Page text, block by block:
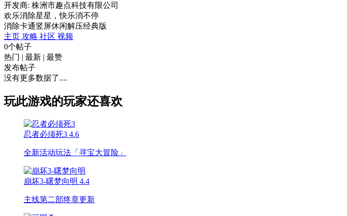
开发商: 株洲市趣点科技有限公司
欢乐消除星星，快乐消不停
消除卡通竖屏休闲解压经典版
主页 攻略 社区 视频
0个帖子
热门 | 最新 | 最赞
发布帖子
没有更多数据了....
玩此游戏的玩家还喜欢
忍者必须死3 4.6
全新活动玩法「寻宝大冒险」
崩坏3-曙梦向明 4.4
主线第二部终章更新